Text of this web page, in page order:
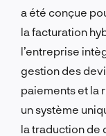
a été conçue
la facturation
l’entreprise
gestion des
paiements et la
un système
la traduction de